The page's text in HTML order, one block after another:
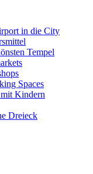
in die City
Tempel
Spaces
Kindern
Dreieck